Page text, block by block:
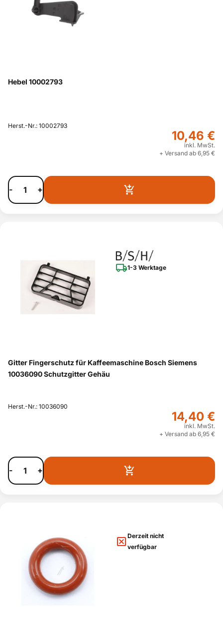
Hebel 10002793
Herst.-Nr.: 10002793
10,46 €
inkl. MwSt.
+ Versand ab 6,95 €
- +
1-3 Werktage
Gitter Fingerschutz für Kaffeemaschine Bosch Siemens
10036090 Schutzgitter Gehäu
Herst.-Nr.: 10036090
14,40 €
inkl. MwSt.
+ Versand ab 6,95 €
- +
Derzeit nicht
verfügbar